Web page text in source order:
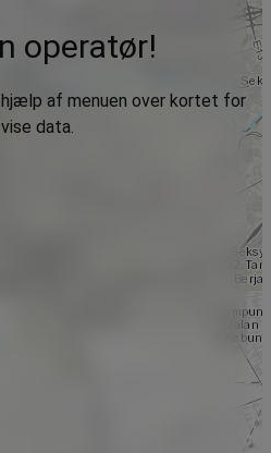
operatør!
af menuen over kortet for
data.